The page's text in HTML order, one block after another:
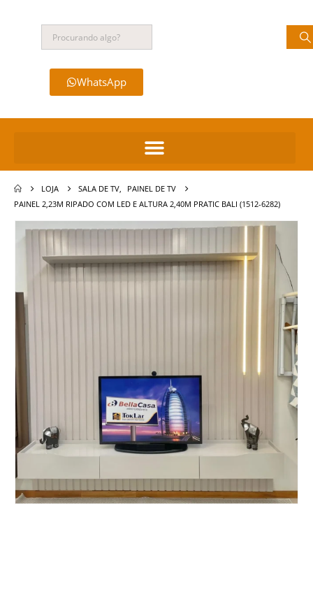
WhatsApp
LOJA SALA DE TV
PAINEL DE TV
PAINEL 2,23M RIPADO COM LED E ALTURA 2,40M PRATIC BALI (1512-6282)